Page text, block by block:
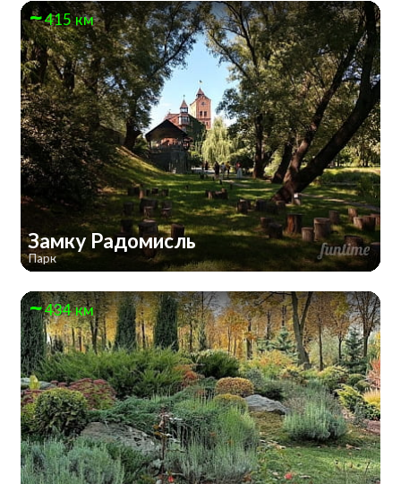
415 км
Замку Радомисль
Парк
434 км